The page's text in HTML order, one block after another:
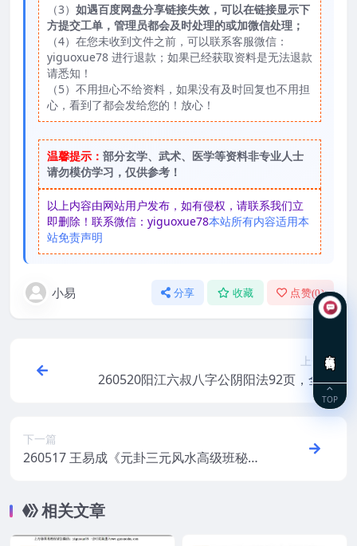
（3） 如遇百度网盘分享链接失效，可以在链接显示下
方提交工单，管理员都会及时处理的或加微信处理；
（4）在您未收到文件之前，可以联系客服微信：
yiguoxue78 进行退款；如果已经获取资料是无法退款
请悉知！
（5）不用担心不给资料，如果没有及时回复也不用担
心，看到了都会发给您的！放心！
温馨提示： 部分玄学、武术、医学等资料非专业人士
请勿模仿学习，仅供参考！
以上内容由网站用户发布，如有侵权，请联系我们立
即删除！联系微信：yiguoxue78本站所有内容适用本
站免责声明
小易 分享 收藏 点赞(0)
上一篇
260520阳江六叔八字公阴阳法92页，全网
独家，稀缺好课Y
下一篇
260517 王易成《元卦三元风水高级班秘
相关文章
TOP